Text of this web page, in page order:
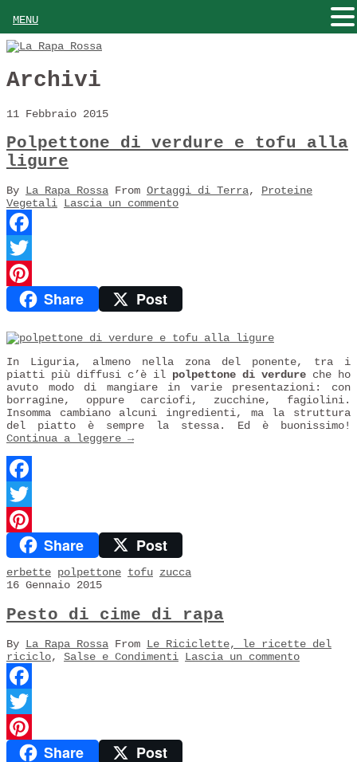
Archivi
11 Febbraio 2015
Polpettone di verdure e tofu alla
ligure
By La Rapa Rossa From Ortaggi di Terra, Proteine
Vegetali Lascia un commento
Facebook
Twitter
PinterestShare Post
In Liguria, almeno nella zona del ponente, tra i
piatti più diffusi c’è il polpettone di verdure che ho
avuto modo di mangiare in varie presentazioni: con
borragine, oppure carciofi, zucchine, fagiolini.
Insomma cambiano alcuni ingredienti, ma la struttura
del piatto è sempre la stessa. Ed è buonissimo!
Continua a leggere →
Facebook
Twitter
PinterestShare Post
erbette polpettone tofu zucca
16 Gennaio 2015
Pesto di cime di rapa
By La Rapa Rossa From Le Riciclette, le ricette del
riciclo, Salse e Condimenti Lascia un commento
Facebook
Twitter
PinterestShare Post
MENU